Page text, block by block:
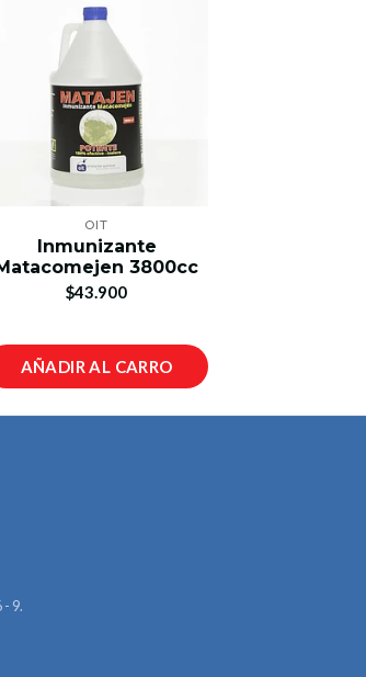
OIT
Inmunizante
3800cc
$43.900
AÑADIR AL CARRO
- 9.